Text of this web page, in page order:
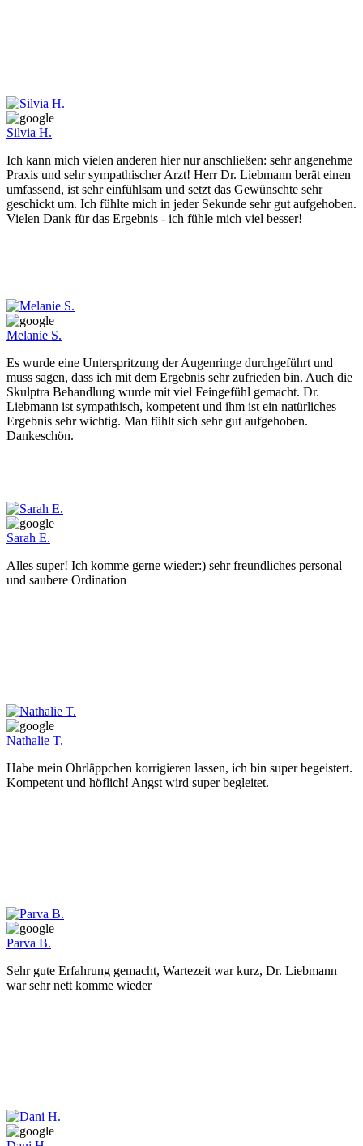
Silvia H.
Ich kann mich vielen anderen hier nur anschließen: sehr angenehme
Praxis und sehr sympathischer Arzt! Herr Dr. Liebmann berät einen
umfassend, ist sehr einfühlsam und setzt das Gewünschte sehr
geschickt um. Ich fühlte mich in jeder Sekunde sehr gut aufgehoben.
Vielen Dank für das Ergebnis - ich fühle mich viel besser!
Melanie S.
Es wurde eine Unterspritzung der Augenringe durchgeführt und
muss sagen, dass ich mit dem Ergebnis sehr zufrieden bin. Auch die
Skulptra Behandlung wurde mit viel Feingefühl gemacht. Dr.
Liebmann ist sympathisch, kompetent und ihm ist ein natürliches
Ergebnis sehr wichtig. Man fühlt sich sehr gut aufgehoben.
Dankeschön.
Sarah E.
Alles super! Ich komme gerne wieder:) sehr freundliches personal
und saubere Ordination
Nathalie T.
Habe mein Ohrläppchen korrigieren lassen, ich bin super begeistert.
Kompetent und höflich! Angst wird super begleitet.
Parva B.
Sehr gute Erfahrung gemacht, Wartezeit war kurz, Dr. Liebmann
war sehr nett komme wieder